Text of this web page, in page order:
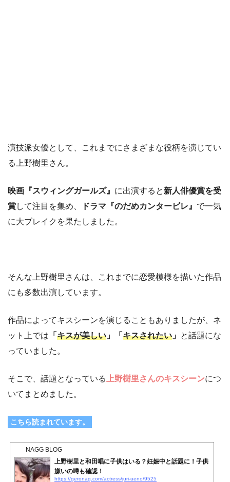
演技派女優として、これまでにさまざまな役柄を演じてい
る上野樹里さん。
映画『スウィングガールズ』 に出演すると 新人俳優賞を受
賞して注目を集め、 ドラマ『のだめカンタービレ』 で一気
に大ブレイクを果たしました。
そんな上野樹里さんは、これまでに恋愛模様を描いた作品
にも多数出演しています。
作品によってキスシーンを演じることもありましたが、ネ
ット上では 「 キスが美しい 」「 キスされたい 」 と話題にな
っていました。
そこで、話題となっている 上野樹里さんのキスシーンにつ
いてまとめました。
こちら読まれています。
NAGG BLOG
上野樹里と和田唱に子供はいる？妊娠中と話題に！子供
嫌いの噂も確認！
https://geronag.com/actress/juri-ueno/9525